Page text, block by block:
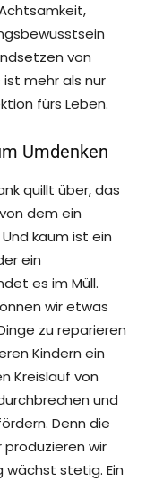
von
ist mehr als nur
fürs Leben.
Umdenken
quillt über, das
dem ein
kaum ist ein
ein
es im Müll.
wir etwas
zu reparieren
Kindern ein
Kreislauf von
und
Denn die
produzieren wir
wächst stetig. Ein